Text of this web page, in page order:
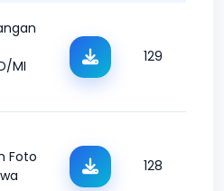
MI
129
Foto
128